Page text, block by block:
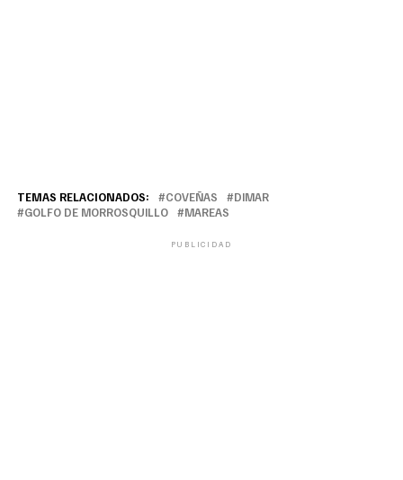
TEMAS RELACIONADOS: COVEÑAS
DIMAR
GOLFO DE MORROSQUILLO
MAREAS
PUBLICIDAD